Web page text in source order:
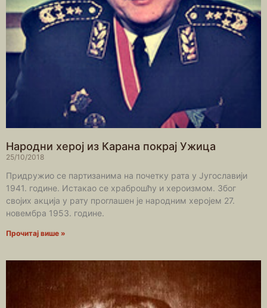
Народни херој из Карана покрај Ужица
25/10/2018
Придружио се партизанима на почетку рата у Југославији
1941. године. Истакао се храброшћу и хероизмом. Због
својих акција у рату проглашен је народним херојем 27.
новембра 1953. године.
Прочитај више »